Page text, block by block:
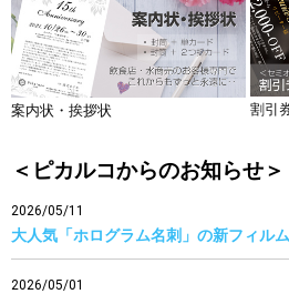
案内状・挨拶状 割引
＜ピカルコからのお知らせ＞
2026/05/11
大人気「ホログラム名刺」の新フィル
2026/05/01